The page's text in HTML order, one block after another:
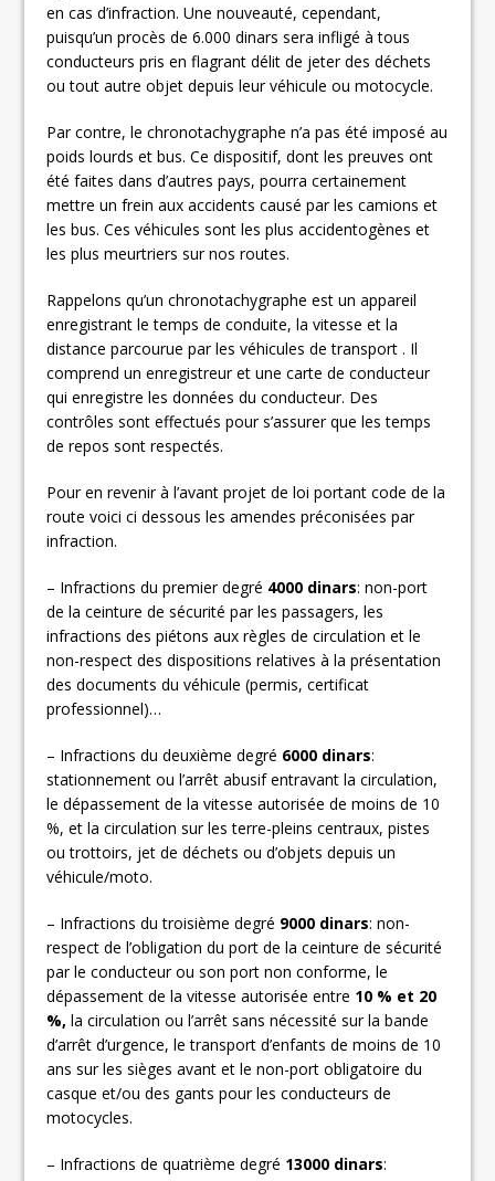
en cas d’infraction. Une nouveauté, cependant,
puisqu’un procès de 6.000 dinars sera infligé à tous
conducteurs pris en flagrant délit de jeter des déchets
ou tout autre objet depuis leur véhicule ou motocycle.
Par contre, le chronotachygraphe n’a pas été imposé au
poids lourds et bus. Ce dispositif, dont les preuves ont
été faites dans d’autres pays, pourra certainement
mettre un frein aux accidents causé par les camions et
les bus. Ces véhicules sont les plus accidentogènes et
les plus meurtriers sur nos routes.
Rappelons qu’un chronotachygraphe est un appareil
enregistrant le temps de conduite, la vitesse et la
distance parcourue par les véhicules de transport . Il
comprend un enregistreur et une carte de conducteur
qui enregistre les données du conducteur. Des
contrôles sont effectués pour s’assurer que les temps
de repos sont respectés.
Pour en revenir à l’avant projet de loi portant code de la
route voici ci dessous les amendes préconisées par
infraction.
– Infractions du premier degré 4000 dinars: non-port
de la ceinture de sécurité par les passagers, les
infractions des piétons aux règles de circulation et le
non-respect des dispositions relatives à la présentation
des documents du véhicule (permis, certificat
professionnel)…
– Infractions du deuxième degré 6000 dinars:
stationnement ou l’arrêt abusif entravant la circulation,
le dépassement de la vitesse autorisée de moins de 10
%, et la circulation sur les terre-pleins centraux, pistes
ou trottoirs, jet de déchets ou d’objets depuis un
véhicule/moto.
– Infractions du troisième degré 9000 dinars: non-
respect de l’obligation du port de la ceinture de sécurité
par le conducteur ou son port non conforme, le
dépassement de la vitesse autorisée entre 10 % et 20
%, la circulation ou l’arrêt sans nécessité sur la bande
d’arrêt d’urgence, le transport d’enfants de moins de 10
ans sur les sièges avant et le non-port obligatoire du
casque et/ou des gants pour les conducteurs de
motocycles.
– Infractions de quatrième degré 13000 dinars: